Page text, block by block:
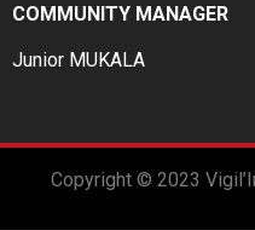
COMMUNITY MANAGER
Junior MUKALA
Copyright © 2023